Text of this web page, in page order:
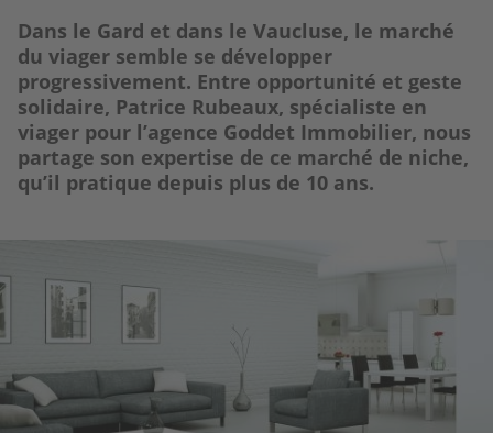
Dans le Gard et dans le Vaucluse, le marché
du viager semble se développer
progressivement. Entre opportunité et geste
solidaire, Patrice Rubeaux, spécialiste en
viager pour l’agence Goddet Immobilier, nous
partage son expertise de ce marché de niche,
qu’il pratique depuis plus de 10 ans.